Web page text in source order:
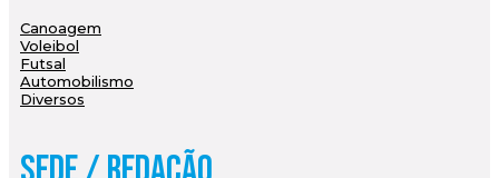
Canoagem
Voleibol
Futsal
Automobilismo
Diversos